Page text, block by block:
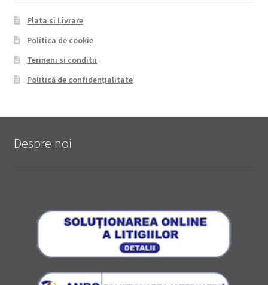
Plata si Livrare
Politica de cookie
Termeni si conditii
Politică de confidențialitate
Despre noi